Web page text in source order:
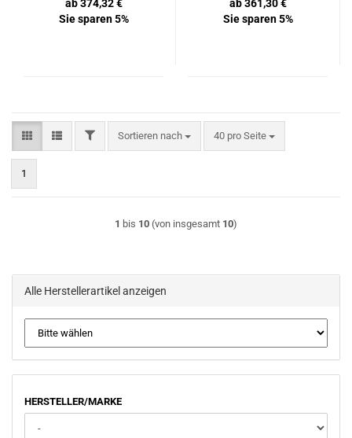
ab 374,32 €
Sie sparen 5%
ab 361,30 €
Sie sparen 5%
FILTERSortieren nach
Sortieren nach 40 pro Seite
pro Seite
1
1 bis 10 (von insgesamt 10)
Alle Herstellerartikel anzeigen
HERSTELLER/MARKE
HERSTELLER/MARKE